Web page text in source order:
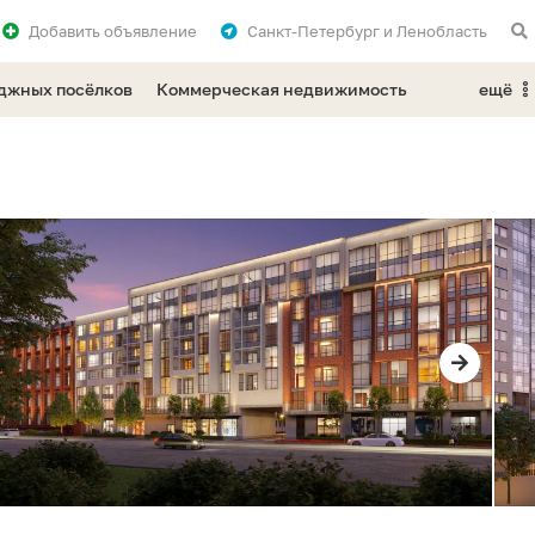
Санкт-Петербург и Ленобласть
Добавитьобъявление
посёлков Коммерческая недвижимость ещё